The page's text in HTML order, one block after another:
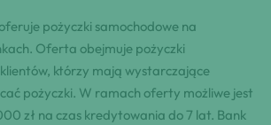
pożyczki samochodowe na
Oferta obejmuje pożyczki
którzy mają wystarczające
pożyczki. W ramach oferty możliwe jest
zł na czas kredytowania do 7 lat. Bank